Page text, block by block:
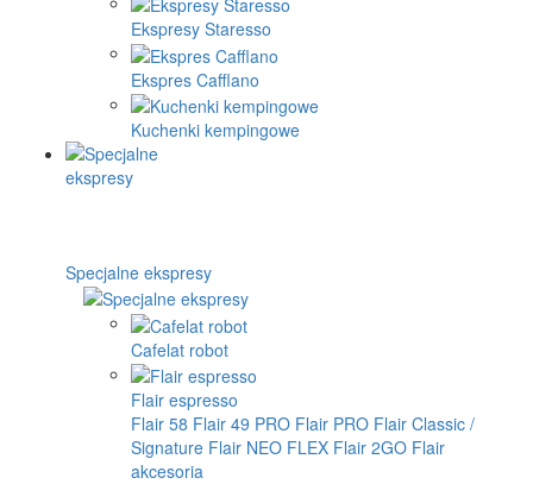
Ekspresy Staresso
Ekspres Cafflano
Kuchenki kempingowe
Specjalne ekspresy
Cafelat robot
Flair espresso
Flair 58 Flair 49 PRO Flair PRO Flair Classic /
Signature Flair NEO FLEX Flair 2GO Flair
akcesoria